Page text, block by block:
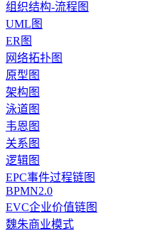
组织结构-流程图
UML图
ER图
网络拓扑图
原型图
架构图
泳道图
韦恩图
关系图
逻辑图
EPC事件过程链图
BPMN2.0
EVC企业价值链图
魏朱商业模式